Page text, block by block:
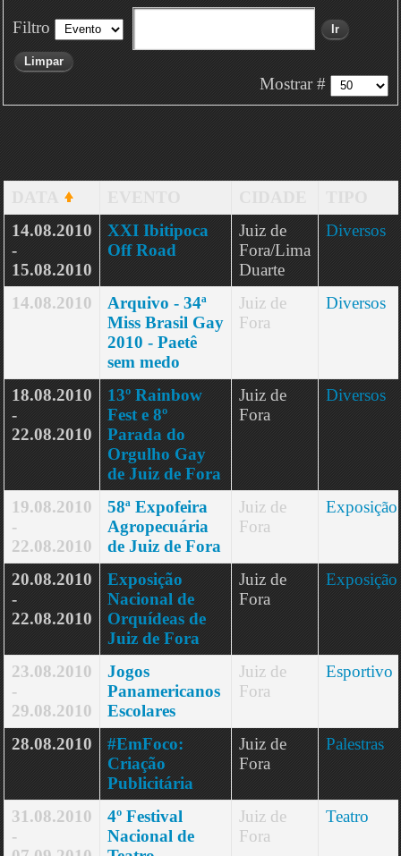
Filtro Ir
Limpar
Mostrar #
14.08.2010
-
15.08.2010
XXI Ibitipoca
Off Road
Juiz de
Fora/Lima
Duarte
Diversos
14.08.2010
Arquivo - 34ª
Miss Brasil Gay
2010 - Paetê
sem medo
Juiz de
Fora
Diversos
18.08.2010
-
22.08.2010
13º Rainbow
Fest e 8º
Parada do
Orgulho Gay
de Juiz de Fora
Juiz de
Fora
Diversos
19.08.2010
-
22.08.2010
58ª Expofeira
Agropecuária
de Juiz de Fora
Juiz de
Fora
Exposição
20.08.2010
-
22.08.2010
Exposição
Nacional de
Orquídeas de
Juiz de Fora
Juiz de
Fora
Exposição
23.08.2010
-
29.08.2010
Jogos
Panamericanos
Escolares
Juiz de
Fora
Esportivo
28.08.2010
#EmFoco:
Criação
Publicitária
Juiz de
Fora
Palestras
31.08.2010
-
4º Festival
Nacional de
Juiz de
Fora
Teatro